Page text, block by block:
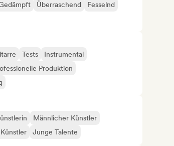
Überraschend
Fesselnd
Tests
Instrumental
Produktion
Männlicher Künstler
Junge Talente